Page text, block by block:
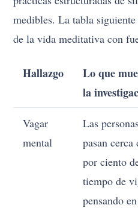
medibles. La tabla
de la vida meditativa con
Hallazgo
Lo que
la
Vagar
mental
Las
pasan cerca
por ciento
tiempo de
pensando